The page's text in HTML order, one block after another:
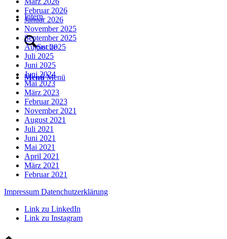
Intern
Suche
Menü Menü
Februar 2026
Januar 2026
November 2025
September 2025
August 2025
Juli 2025
Juni 2025
Juni 2024
Mai 2023
März 2023
Februar 2023
November 2021
August 2021
Juli 2021
Juni 2021
Mai 2021
April 2021
März 2021
Februar 2021
Impressum Datenchutzerklärung
Link zu LinkedIn
Link zu Instagram